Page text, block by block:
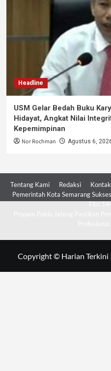
Headline
USM Gelar Bedah Buku
Hidayat, Angkat Nilai
Kepemimpinan
Nor Rochman Agustus 6,
Tentang Kami Redaksi Kontak
Pemerintah Kota Semarang
Copyright © Harian Terkini |